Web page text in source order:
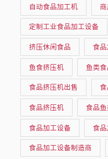
自动食品加工机 商
定制工业食品加工设备
挤压休闲食品 食
鱼食挤压机 鱼类
食品挤压机出售 食
食品挤压机 食品
食品加工设备 食品
食品加工设备制造商